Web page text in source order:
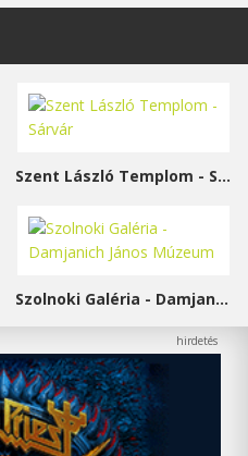
Szent László Templom - Sárvár
Szolnoki Galéria - Damjanich János Múzeum